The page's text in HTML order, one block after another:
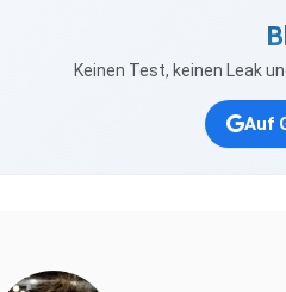
Keinen Test, keinen Leak
Auf